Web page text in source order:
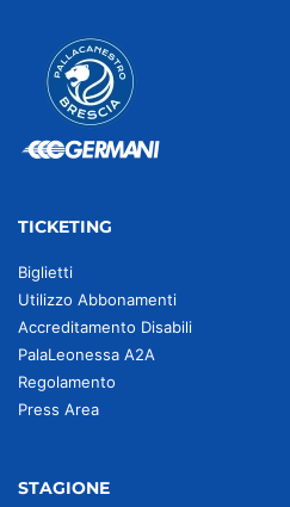
TICKETING
Biglietti
Utilizzo Abbonamenti
Accreditamento Disabili
PalaLeonessa A2A
Regolamento
Press Area
STAGIONE